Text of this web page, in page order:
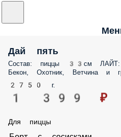
Дай пять
Состав: пиццы 33см ЛАЙТ:
Охотник, Ветчина и грибы.
2750 г.
1 399 ₽
Для пиццы